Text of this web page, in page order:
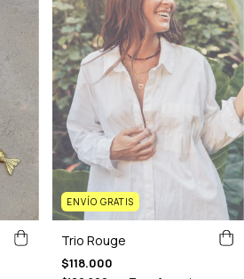
ENVÍO GRATIS
Trio Rouge
$118.000